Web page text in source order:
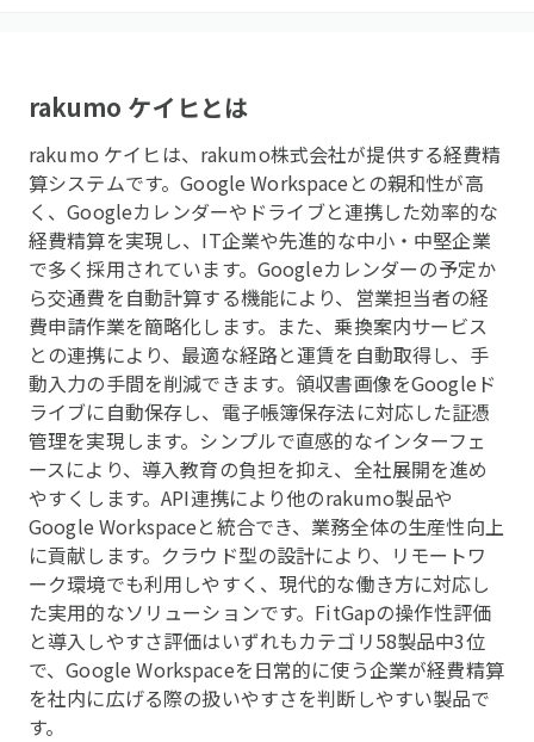
rakumo ケイヒとは
rakumo ケイヒは、rakumo株式会社が提供する経費精
算システムです。Google Workspaceとの親和性が高
く、Googleカレンダーやドライブと連携した効率的な
経費精算を実現し、IT企業や先進的な中小・中堅企業
で多く採用されています。Googleカレンダーの予定か
ら交通費を自動計算する機能により、営業担当者の経
費申請作業を簡略化します。また、乗換案内サービス
との連携により、最適な経路と運賃を自動取得し、手
動入力の手間を削減できます。領収書画像をGoogleド
ライブに自動保存し、電子帳簿保存法に対応した証憑
管理を実現します。シンプルで直感的なインターフェ
ースにより、導入教育の負担を抑え、全社展開を進め
やすくします。API連携により他のrakumo製品や
Google Workspaceと統合でき、業務全体の生産性向上
に貢献します。クラウド型の設計により、リモートワ
ーク環境でも利用しやすく、現代的な働き方に対応し
た実用的なソリューションです。FitGapの操作性評価
と導入しやすさ評価はいずれもカテゴリ58製品中3位
で、Google Workspaceを日常的に使う企業が経費精算
を社内に広げる際の扱いやすさを判断しやすい製品で
す。